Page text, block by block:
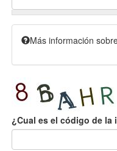
Más información
¿Cual es el código de la